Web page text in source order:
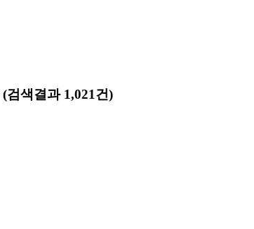
(검색결과 1,021건)